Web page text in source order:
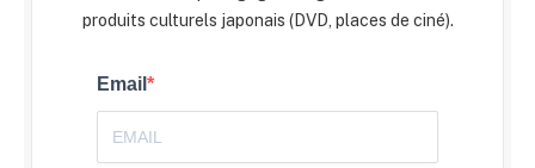
produits culturels japonais (DVD, places de ciné).
Email